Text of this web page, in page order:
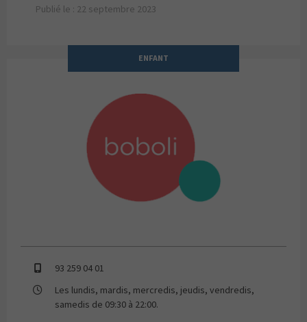
Publié le : 22 septembre 2023
ENFANT
BOBOLI
93 259 04 01
Les lundis, mardis, mercredis, jeudis, vendredis,
samedis de 09:30 à 22:00.